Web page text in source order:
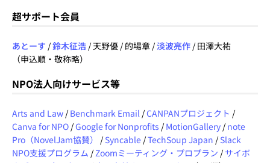
超サポート会員
あとーす /鈴木征浩 / 天野優 / 的場章 /淡波亮作 / 田澤大祐
（申込順・敬称略）
NPO法人向けサービス等
Arts and Law / Benchmark Email /CANPANプロジェクト /
Canva for NPO /Google for Nonprofits / MotionGallery / note
Pro（NovelJam協賛）
/ Syncable /TechSoup Japan / Slack
NPO支援プログラム /Zoomミーティング・プロプラン / サイボ